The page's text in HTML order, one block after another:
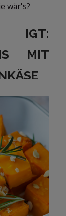
wär's?
IGT:
MIT